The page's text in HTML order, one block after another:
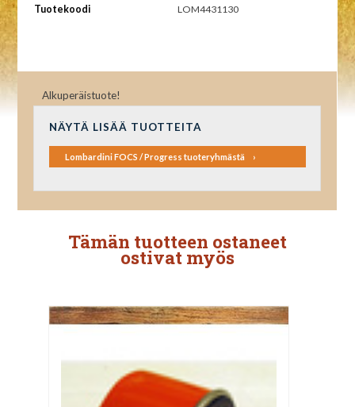
Tuotekoodi LOM4431130
Alkuperäistuote!
NÄYTÄ LISÄÄ TUOTTEITA
Lombardini FOCS / Progress tuoteryhmästä
Tämän tuotteen ostaneet
ostivat myös